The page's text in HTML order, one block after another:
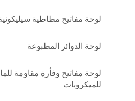
لوحة مفاتيح مطاطية
لوحة الدوائر المطبوعة
لوحة مفاتيح وفأرة مقاومة
للميكروبات